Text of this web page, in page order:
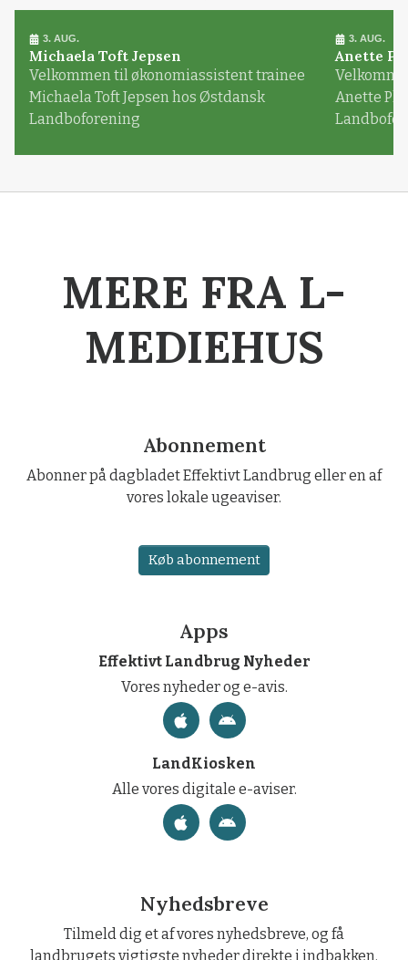
3. AUG.
Michaela Toft Jepsen
Velkommen til økonomiassistent trainee
Michaela Toft Jepsen hos Østdansk
Landboforening
3. AUG.
Anette
Anette
MERE FRA L-
MEDIEHUS
Abonnement
Abonner på dagbladet Effektivt Landbrug eller en af
vores lokale ugeaviser.
Køb abonnement
Apps
Effektivt Landbrug Nyheder
Vores nyheder og e-avis.
LandKiosken
Alle vores digitale e-aviser.
Nyhedsbreve
Tilmeld dig et af vores nyhedsbreve, og få
landbrugets vigtigste nyheder direkte i indbakken.